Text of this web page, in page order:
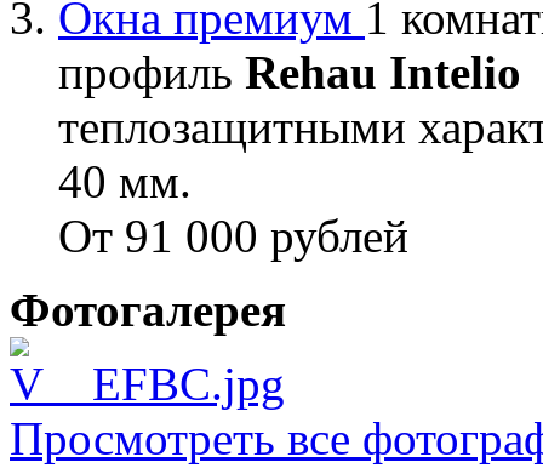
Окна премиум 1
профиль Rehau Intelio
теплозащитными
40 мм.
От 91 000 рублей
Фотогалерея
Просмотреть все